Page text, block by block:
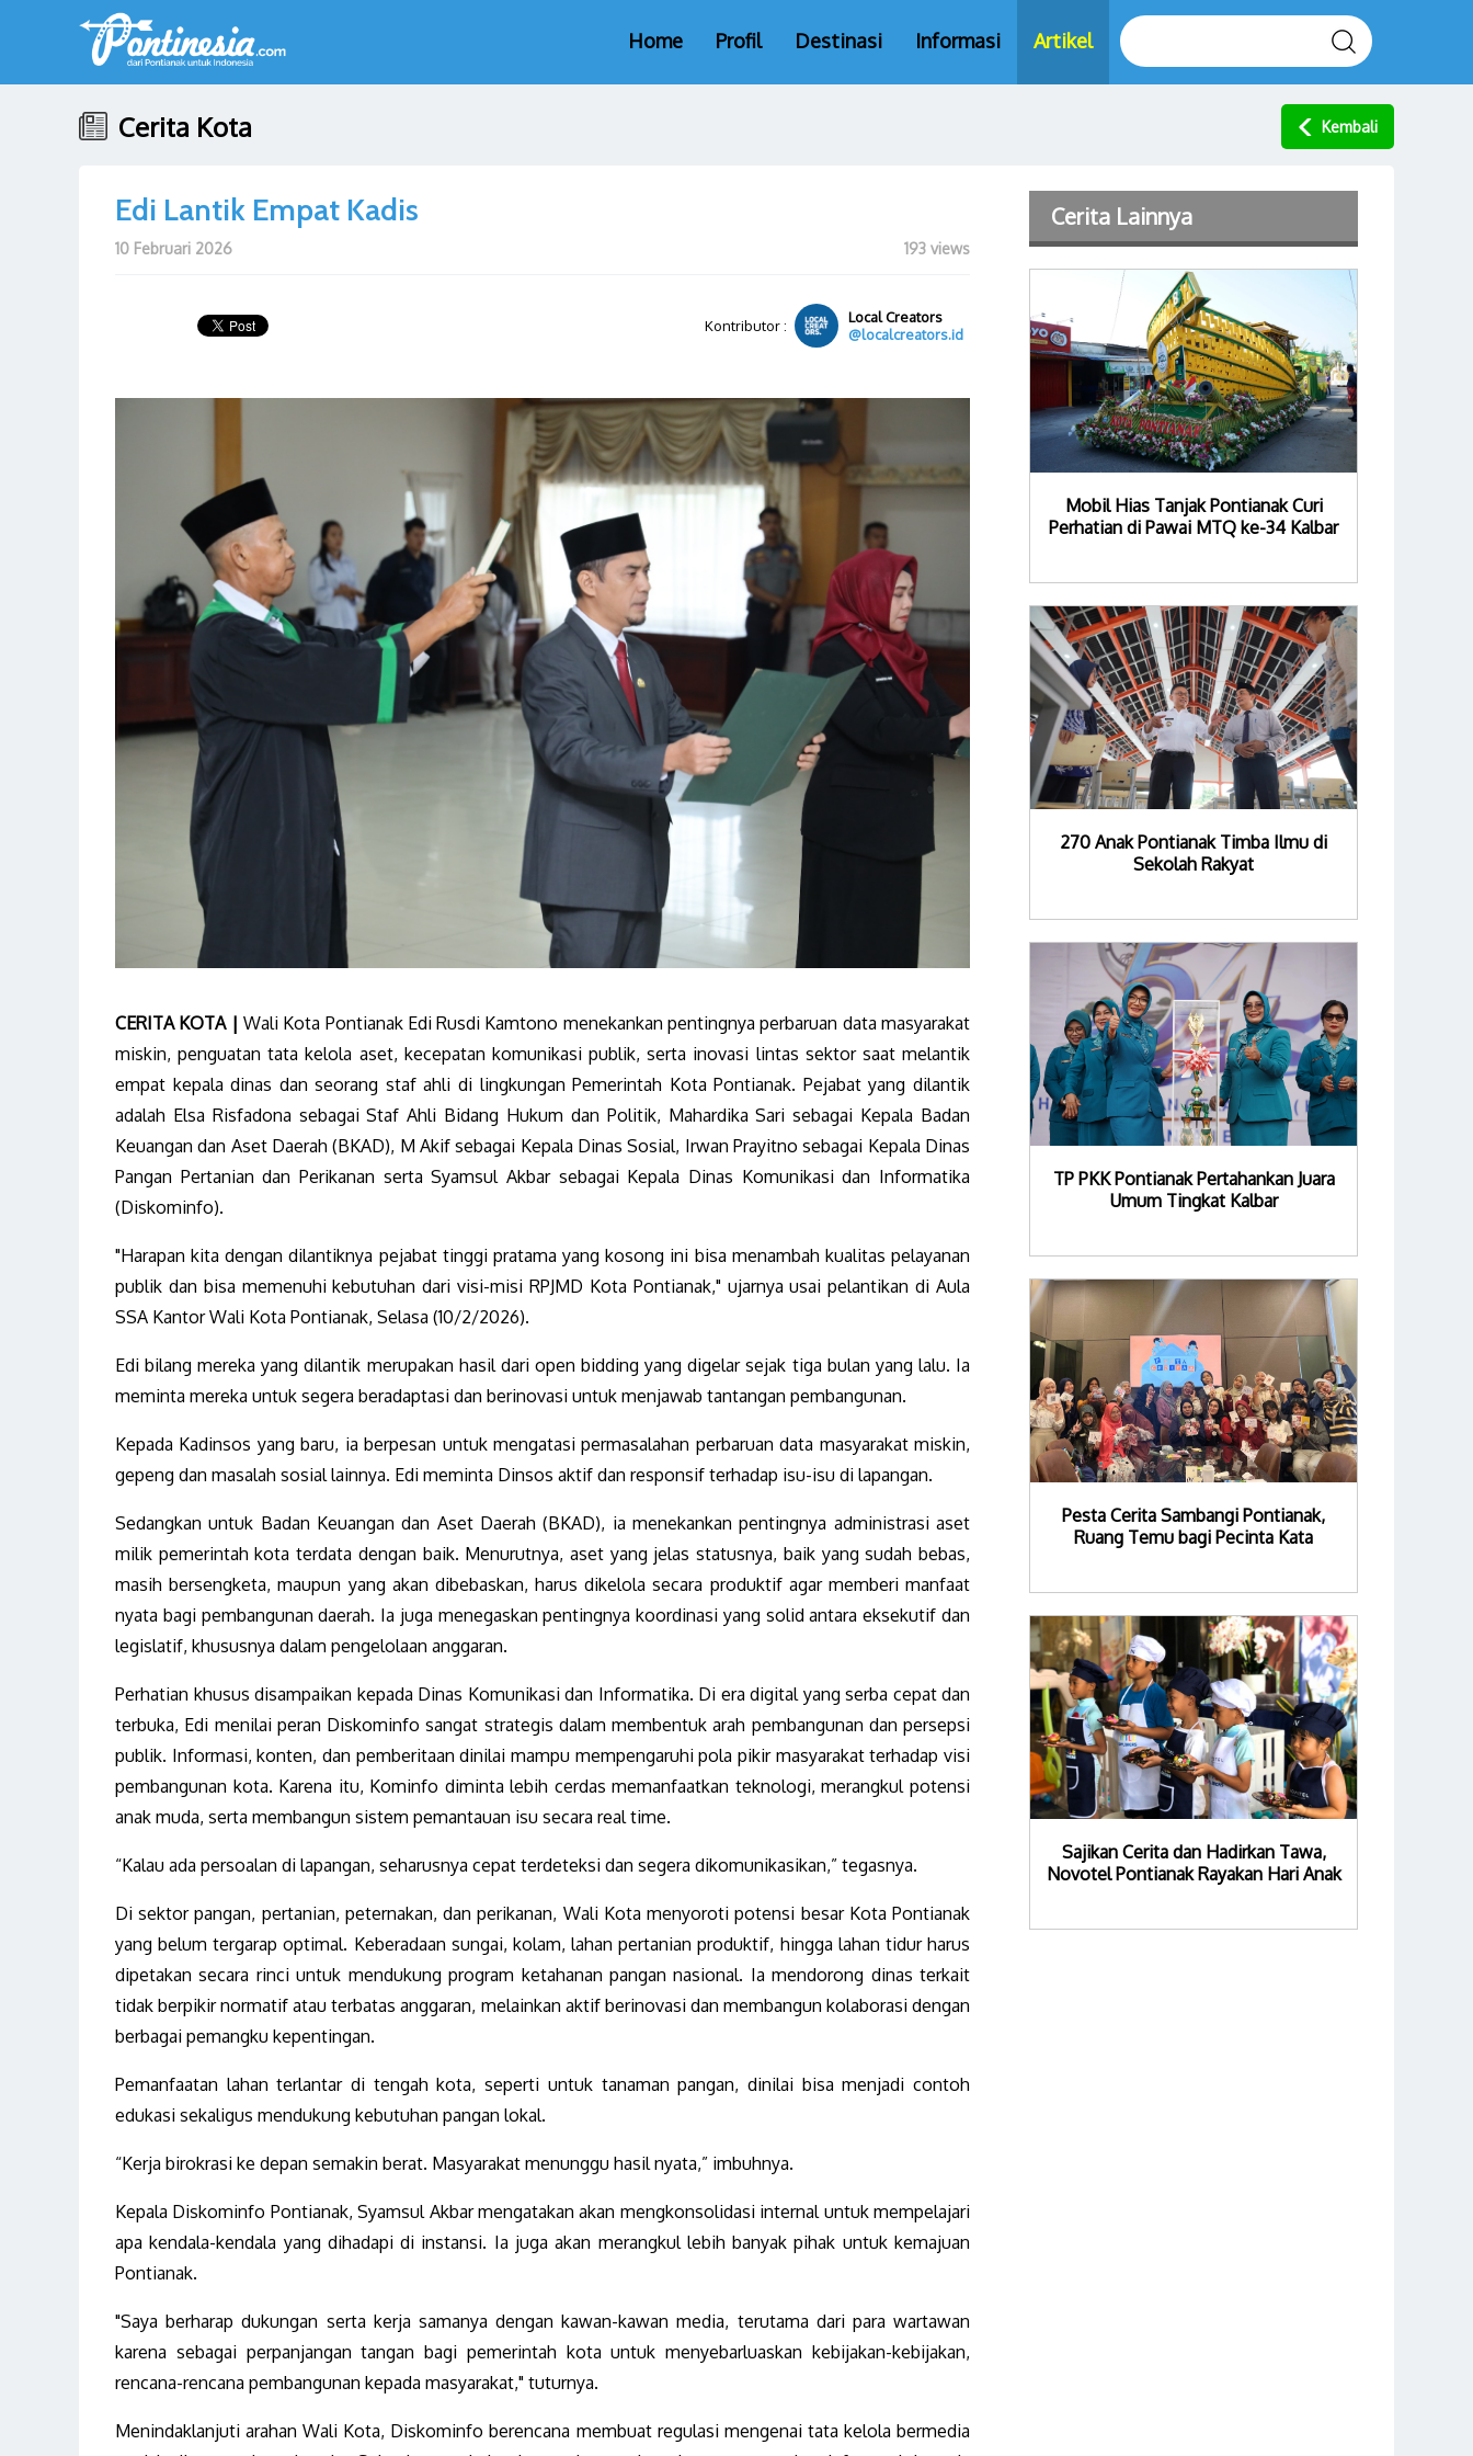
Home Profil Destinasi Informasi Artikel
Cerita Kota Kembali
Edi Lantik Empat Kadis
10 Februari 2026 193 views
Kontributor :
Local Creators
@localcreators.id
CERITA KOTA | Wali Kota Pontianak Edi Rusdi Kamtono menekankan pentingnya perbaruan data masyarakat
miskin, penguatan tata kelola aset, kecepatan komunikasi publik, serta inovasi lintas sektor saat melantik
empat kepala dinas dan seorang staf ahli di lingkungan Pemerintah Kota Pontianak. Pejabat yang dilantik
adalah Elsa Risfadona sebagai Staf Ahli Bidang Hukum dan Politik, Mahardika Sari sebagai Kepala Badan
Keuangan dan Aset Daerah (BKAD), M Akif sebagai Kepala Dinas Sosial, Irwan Prayitno sebagai Kepala Dinas
Pangan Pertanian dan Perikanan serta Syamsul Akbar sebagai Kepala Dinas Komunikasi dan Informatika
(Diskominfo).
"Harapan kita dengan dilantiknya pejabat tinggi pratama yang kosong ini bisa menambah kualitas pelayanan
publik dan bisa memenuhi kebutuhan dari visi-misi RPJMD Kota Pontianak," ujarnya usai pelantikan di Aula
SSA Kantor Wali Kota Pontianak, Selasa (10/2/2026).
Edi bilang mereka yang dilantik merupakan hasil dari open bidding yang digelar sejak tiga bulan yang lalu. Ia
meminta mereka untuk segera beradaptasi dan berinovasi untuk menjawab tantangan pembangunan.
Kepada Kadinsos yang baru, ia berpesan untuk mengatasi permasalahan perbaruan data masyarakat miskin,
gepeng dan masalah sosial lainnya. Edi meminta Dinsos aktif dan responsif terhadap isu-isu di lapangan.
Sedangkan untuk Badan Keuangan dan Aset Daerah (BKAD), ia menekankan pentingnya administrasi aset
milik pemerintah kota terdata dengan baik. Menurutnya, aset yang jelas statusnya, baik yang sudah bebas,
masih bersengketa, maupun yang akan dibebaskan, harus dikelola secara produktif agar memberi manfaat
nyata bagi pembangunan daerah. Ia juga menegaskan pentingnya koordinasi yang solid antara eksekutif dan
legislatif, khususnya dalam pengelolaan anggaran.
Perhatian khusus disampaikan kepada Dinas Komunikasi dan Informatika. Di era digital yang serba cepat dan
terbuka, Edi menilai peran Diskominfo sangat strategis dalam membentuk arah pembangunan dan persepsi
publik. Informasi, konten, dan pemberitaan dinilai mampu mempengaruhi pola pikir masyarakat terhadap visi
pembangunan kota. Karena itu, Kominfo diminta lebih cerdas memanfaatkan teknologi, merangkul potensi
anak muda, serta membangun sistem pemantauan isu secara real time.
“Kalau ada persoalan di lapangan, seharusnya cepat terdeteksi dan segera dikomunikasikan,” tegasnya.
Di sektor pangan, pertanian, peternakan, dan perikanan, Wali Kota menyoroti potensi besar Kota Pontianak
yang belum tergarap optimal. Keberadaan sungai, kolam, lahan pertanian produktif, hingga lahan tidur harus
dipetakan secara rinci untuk mendukung program ketahanan pangan nasional. Ia mendorong dinas terkait
tidak berpikir normatif atau terbatas anggaran, melainkan aktif berinovasi dan membangun kolaborasi dengan
berbagai pemangku kepentingan.
Pemanfaatan lahan terlantar di tengah kota, seperti untuk tanaman pangan, dinilai bisa menjadi contoh
edukasi sekaligus mendukung kebutuhan pangan lokal.
“Kerja birokrasi ke depan semakin berat. Masyarakat menunggu hasil nyata,” imbuhnya.
Kepala Diskominfo Pontianak, Syamsul Akbar mengatakan akan mengkonsolidasi internal untuk mempelajari
apa kendala-kendala yang dihadapi di instansi. Ia juga akan merangkul lebih banyak pihak untuk kemajuan
Pontianak.
"Saya berharap dukungan serta kerja samanya dengan kawan-kawan media, terutama dari para wartawan
karena sebagai perpanjangan tangan bagi pemerintah kota untuk menyebarluaskan kebijakan-kebijakan,
rencana-rencana pembangunan kepada masyarakat," tuturnya.
Menindaklanjuti arahan Wali Kota, Diskominfo berencana membuat regulasi mengenai tata kelola bermedia
Cerita Lainnya
Mobil Hias Tanjak Pontianak Curi
Perhatian di Pawai MTQ ke-34 Kalbar
270 Anak Pontianak Timba Ilmu di
Sekolah Rakyat
TP PKK Pontianak Pertahankan Juara
Umum Tingkat Kalbar
Pesta Cerita Sambangi Pontianak,
Ruang Temu bagi Pecinta Kata
Sajikan Cerita dan Hadirkan Tawa,
Novotel Pontianak Rayakan Hari Anak